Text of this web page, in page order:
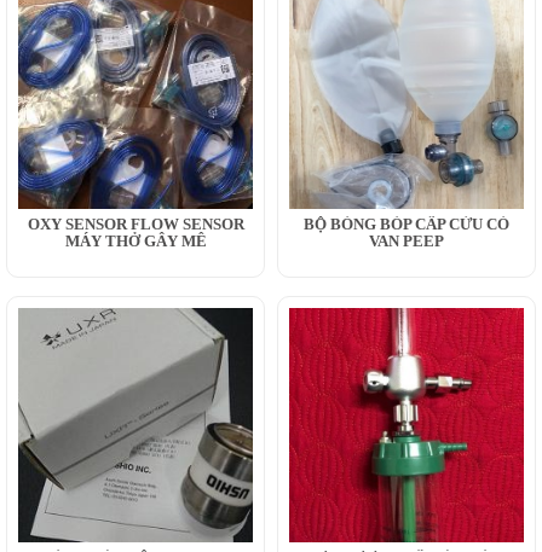
OXY SENSOR FLOW SENSOR
MÁY THỞ GÂY MÊ
BỘ BÓNG BÓP CẤP CỨU CÓ
VAN PEEP